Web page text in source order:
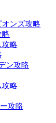
ンズ攻略
略
攻略
ン攻略
攻略
攻略